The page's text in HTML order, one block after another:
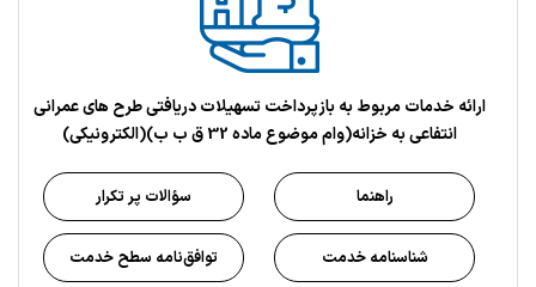
ارائه خدمات مربوط به بازپرداخت تسهیلات دریافتی طرح های عمرانی
انتفاعی به خزانه(وام موضوع ماده 32 ق ب ب)(الکترونیکی)
راهنما سؤالات پر تکرار
شناسنامه خدمت توافق‌نامه سطح خدمت